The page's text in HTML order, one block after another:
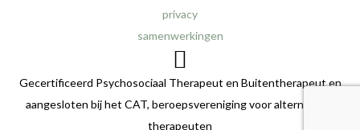
privacy
samenwerkingen
Gecertificeerd Psychosociaal Therapeut en Buitentherapeut en
aangesloten bij het CAT, beroepsvereniging voor alternatieve
therapeuten